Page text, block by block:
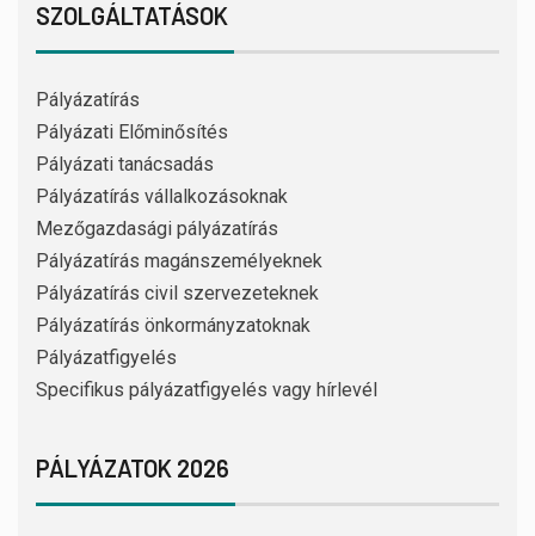
SZOLGÁLTATÁSOK
Pályázatírás
Pályázati Előminősítés
Pályázati tanácsadás
Pályázatírás vállalkozásoknak
Mezőgazdasági pályázatírás
Pályázatírás magánszemélyeknek
Pályázatírás civil szervezeteknek
Pályázatírás önkormányzatoknak
Pályázatfigyelés
Specifikus pályázatfigyelés vagy hírlevél
PÁLYÁZATOK 2026